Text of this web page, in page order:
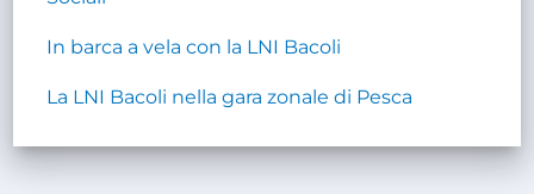
In barca a vela con la LNI Bacoli
La LNI Bacoli nella gara zonale di Pesca